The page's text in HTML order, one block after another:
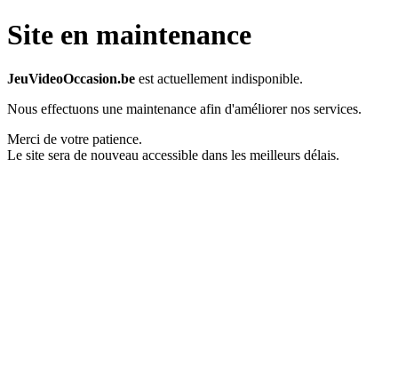
Site en maintenance
JeuVideoOccasion.be est actuellement indisponible.
Nous effectuons une maintenance afin d'améliorer nos services.
Merci de votre patience.
Le site sera de nouveau accessible dans les meilleurs délais.